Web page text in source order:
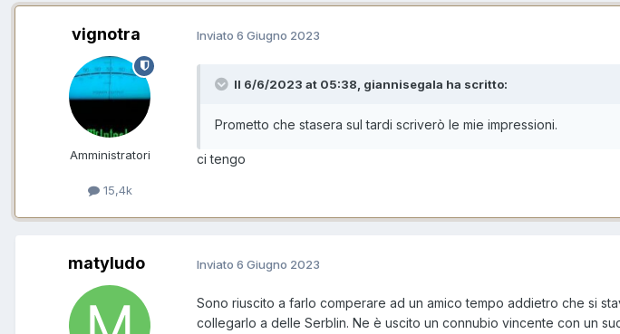
vignotra
Amministratori
15,4k
Inviato 6 Giugno 2023
Il 6/6/2023 at 05:38, giannisegala ha scritto:
Prometto che stasera sul tardi scriverò le mie impressioni.
ci tengo
matyludo Inviato 6 Giugno 2023
Sono riuscito a farlo comperare ad un amico tempo addietro che si
collegarlo a delle Serblin. Ne è uscito un connubio vincente con un